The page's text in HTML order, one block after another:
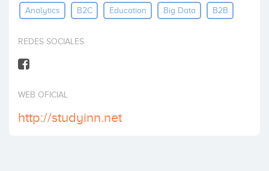
Invertir
Analytics B2C Education Big Data B2B
REDES SOCIALES
WEB OFICIAL
http://studyinn.net